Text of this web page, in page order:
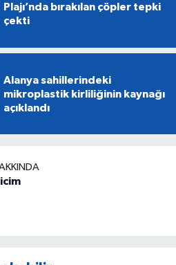
Plajı’nda bırakılan çöpler tepki
çekti
Alanya sahillerindeki
mikroplastik kirliliğinin kaynağı
açıklandı